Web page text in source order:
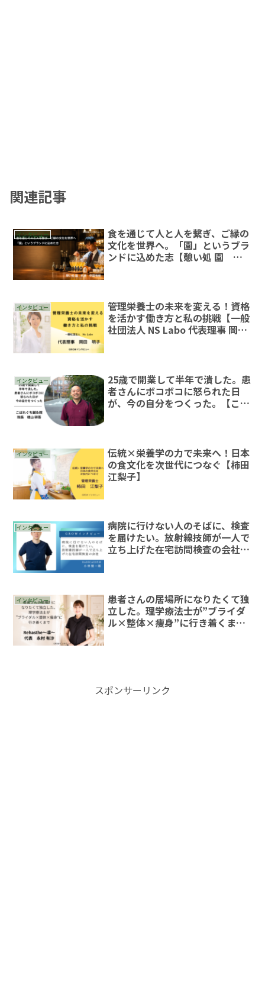
関連記事
インタビュー
食を通じて人と人を繋ぎ、ご縁の
文化を世界へ。「園」というブラ
ンドに込めた志【憩い処 園 中
インタビュー
管理栄養士の未来を変える！資格
を活かす働き方と私の挑戦【一般
社団法人 NS Labo 代表理事 岡田
インタビュー
25歳で開業して半年で潰した。患
者さんにボコボコに怒られた日
が、今の自分をつくった。【こぼ
インタビュー
伝統×栄養学の力で未来へ！日本
の食文化を次世代につなぐ【柿田
江梨子】
インタビュー
病院に行けない人のそばに、検査
を届けたい。放射線技師が一人で
立ち上げた在宅訪問検査の会社
インタビュー
患者さんの居場所になりたくて独
立した。理学療法士が”ブライダ
ル×整体×痩身”に行き着くまで
スポンサーリンク